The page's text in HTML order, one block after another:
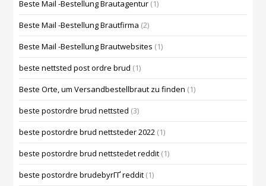
Beste Mail -Bestellung Brautagentur (1)
Beste Mail -Bestellung Brautfirma (2)
Beste Mail -Bestellung Brautwebsites (1)
beste nettsted post ordre brud (1)
Beste Orte, um Versandbestellbraut zu finden (1)
beste postordre brud nettsted (3)
beste postordre brud nettsteder 2022 (1)
beste postordre brud nettstedet reddit (1)
beste postordre brudebyrГҐ reddit (1)